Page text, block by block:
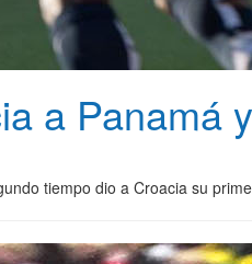
a Panamá
tiempo dio a Croacia su